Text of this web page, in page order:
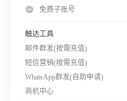
免费子账号
触达工具
邮件群发(按需充值)
短信营销(按需充值)
WhatsApp群发(自助申请)
商机中心